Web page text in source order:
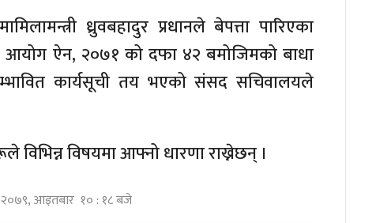
ध्रुवबहादुर प्रधानले बेपत्ता पारिएका
आयोग ऐन, २०७१ को दफा ४२ बमोजिमको बाधा
कार्यसूची तय भएको संसद सचिवालयले
विषयमा आफ्नो धारणा राख्नेछन् ।
२०७९, आइतबार १० : १८ बजे